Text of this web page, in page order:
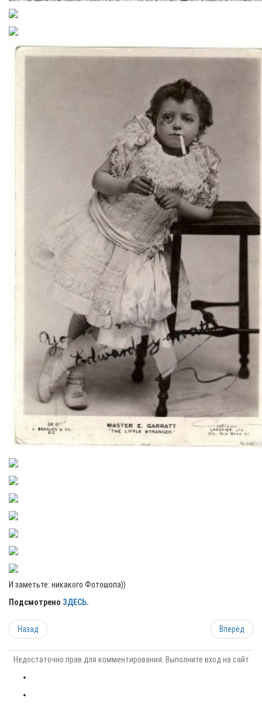
И заметьте: никакого Фотошопа))
Подсмотрено ЗДЕСЬ.
Назад Вперёд
Недостаточно прав для комментирования. Выполните вход на сайт